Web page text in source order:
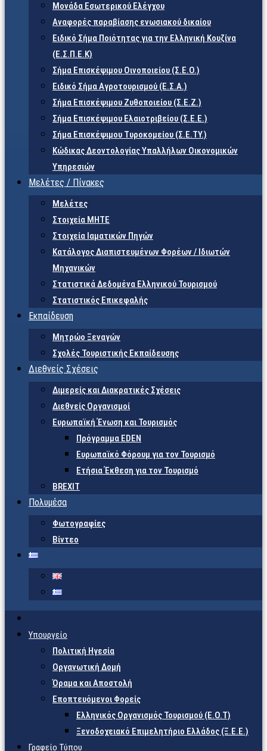
Μονάδα Εσωτερικού Ελέγχου
Αναφορές παραβίασης ενωσιακού δικαίου
Ειδικό Σήμα Ποιότητας για την Ελληνική Κουζίνα
(Ε.Σ.Π.Ε.Κ)
Σήμα Επισκέψιμου Οινοποιείου (Σ.Ε.Ο.)
Ειδικό Σήμα Αγροτουρισμού (Ε.Σ.Α.)
Σήμα Επισκέψιμου Ζυθοποιείου (Σ.Ε.Ζ.)
Σήμα Επισκέψιμου Ελαιοτριβείου (Σ.Ε.Ε.)
Σήμα Επισκέψιμου Τυροκομείου (Σ.Ε.TY.)
Κώδικας Δεοντολογίας Υπαλλήλων Οικονομικών
Υπηρεσιών
Μελέτες / Πίνακες
Μελέτες
Στοιχεία ΜΗΤΕ
Στοιχεία Ιαματικών Πηγών
Κατάλογος Διαπιστευμένων Φορέων / Ιδιωτών
Μηχανικών
Στατιστικά Δεδομένα Ελληνικού Τουρισμού
Στατιστικός Επικεφαλής
Εκπαίδευση
Μητρώο Ξεναγών
Σχολές Τουριστικής Εκπαίδευσης
Διεθνείς Σχέσεις
Διμερείς και Διακρατικές Σχέσεις
Διεθνείς Οργανισμοί
Ευρωπαϊκή Ένωση και Τουρισμός
Πρόγραμμα EDEN
Ευρωπαϊκό Φόρουμ για τον Τουρισμό
Ετήσια Έκθεση για τον Τουρισμό
BREXIT
Πολυμέσα
Φωτογραφίες
Βίντεο
Υπουργείο
Πολιτική Ηγεσία
Οργανωτική Δομή
Όραμα και Αποστολή
Εποπτευόμενοι Φορείς
Eλληνικός Οργανισμός Τουρισμού (Ε.Ο.Τ)
Ξενοδοχειακό Επιμελητήριο Ελλάδος (Ξ.Ε.Ε.)
Γραφείο Τύπου